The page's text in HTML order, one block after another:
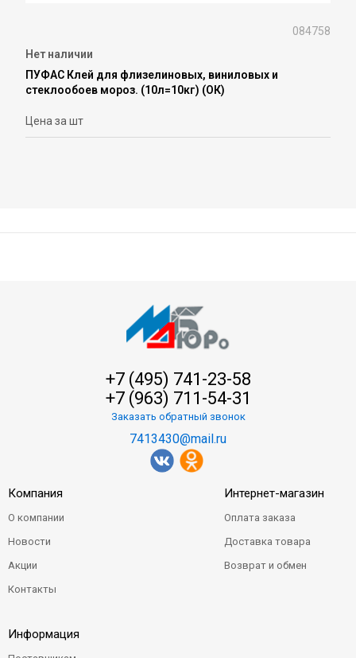
084758
Нет наличии
ПУФАС Клей для флизелиновых, виниловых и
стеклообоев мороз. (10л=10кг) (ОК)
Цена за шт
+7 (495) 741-23-58
+7 (963) 711-54-31
Заказать обратный звонок
7413430@mail.ru
Компания
О компании
Новости
Акции
Контакты
Интернет-магазин
Оплата заказа
Доставка товара
Возврат и обмен
Информация